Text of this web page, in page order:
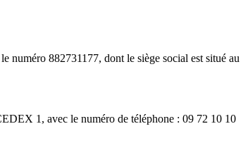
numéro 882731177, dont le siège social est situé au
1, avec le numéro de téléphone : 09 72 10 10